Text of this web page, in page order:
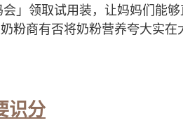
」领取试用装，让妈妈们能
粉商有否将奶粉营养夸大实
识分